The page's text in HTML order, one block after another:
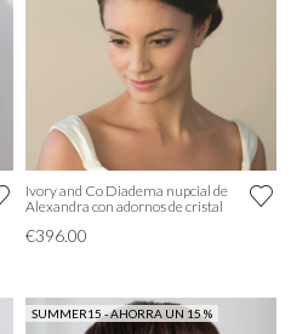
Ivory and Co Diadema nupcial de
Alexandra con adornos de cristal
€396.00
SUMMER15 - AHORRA UN 15 %